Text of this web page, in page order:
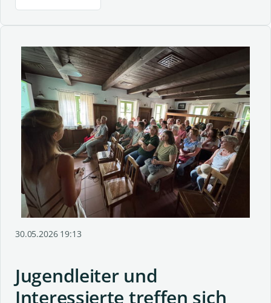
30.05.2026 19:13
Jugendleiter und
Interessierte treffen sich